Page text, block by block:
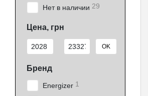
Нет в наличии 29
Цена, грн
От Цена, грн
До Цена, грн OK
Бренд
Energizer 1